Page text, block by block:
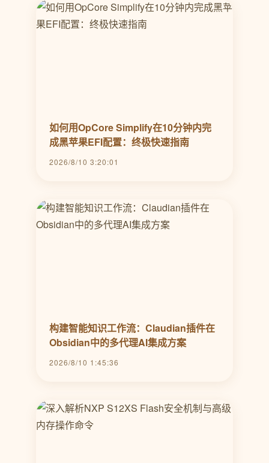
如何用OpCore Simplify在10分钟内完
成黑苹果EFI配置：终极快速指南
2026/8/10 3:20:01
构建智能知识工作流：Claudian插件在
Obsidian中的多代理AI集成方案
2026/8/10 1:45:36